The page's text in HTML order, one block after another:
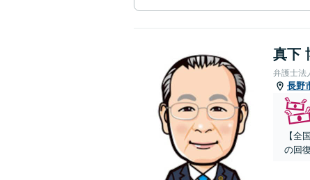
真下
弁護士法
長野
【全
の回